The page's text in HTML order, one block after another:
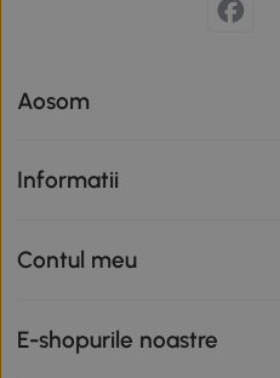
Aosom
Informatii
Contul meu
E-shopurile noastre